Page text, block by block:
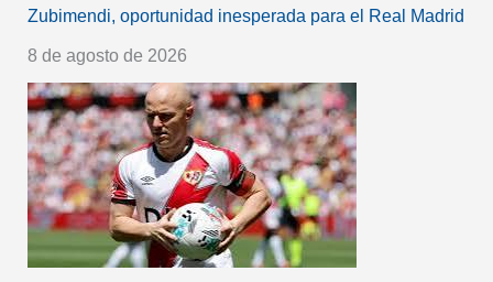
Zubimendi, oportunidad inesperada para el Real Madrid
8 de agosto de 2026